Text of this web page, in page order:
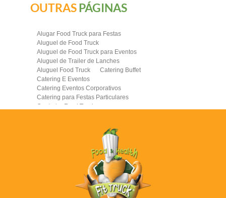
OUTRASPÁGINAS
Alugar Food Truck para Festas
Aluguel de Food Truck
Aluguel de Food Truck para Eventos
Aluguel de Trailer de Lanches
Aluguel Food Truck
Catering Buffet
Catering E Eventos
Catering Eventos Corporativos
Catering para Festas Particulares
Contratar Food Truck
Eventos com Food Truck
Food Truck
Food Truck Casamento Preço
Food Truck Completo
Food Truck Contratar
Food Truck Corporativo
Food Truck de Comida Saudavel
Food Truck de Hamburguer
Food Truck de Hamburguer Artesanal